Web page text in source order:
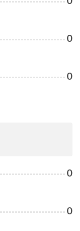
0
0
0
0